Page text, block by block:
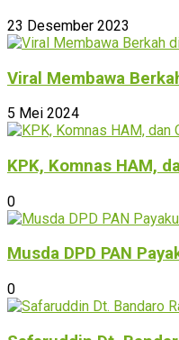
23 Desember 2023
Viral Membawa
5 Mei 2024
KPK, Komnas HAM,
0
Musda DPD PAN
0